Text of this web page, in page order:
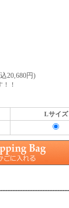
20,680円)
！
Lサイズ